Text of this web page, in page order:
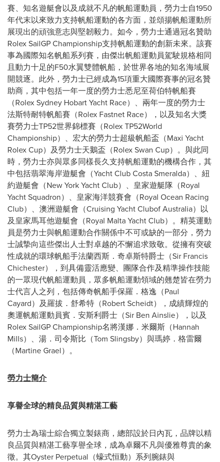
賽、知名遊艇會以及成就不凡的帆船運動員，勞力士自1950
年代末以來致力支持帆船運動的各方面，並頌揚帆船運動所
展現出的頑強意志與堅韌毅力。如今，勞力士通過冠名贊助
Rolex SailGP Championship支持帆船運動的創新未來。該賽
事為國際知名帆船系列賽，由傑出帆船運動員駕駛規格相同
且動力十足的F50水翼雙體帆船，於世界各地的知名海域展
開競逐。此外，勞力士已經成為15項重大國際賽事的冠名贊
助商，其中包括一年一度的勞力士悉尼至荷伯特帆船賽
（Rolex Sydney Hobart Yacht Race）、兩年一度的勞力士
法斯特耐特帆船賽（Rolex Fastnet Race），以及知名大獎
賽勞力士TP52世界錦標賽（Rolex TP52World
Championship）、宏大的勞力士超級帆船盃（Maxi Yacht
Rolex Cup）及勞力士天鵝盃（Rolex Swan Cup）。與此同
時，勞力士亦與眾多同樣長久支持帆船運動的機構合作，其
中包括翡翠海岸遊艇會（Yacht Club Costa Smeralda）、紐
約遊艇會（New York Yacht Club）、皇家遊艇隊（Royal
Yacht Squadron）、皇家海洋競賽會（Royal Ocean Racing
Club）、澳洲遊艇會（Cruising Yacht Clubof Australia）以
及皇家馬耳他遊艇會（Royal Malta Yacht Club）。精英運動
員是勞力士與帆船運動合作關係中不可或缺的一部分，勞力
士誠摯向這些傑出人士對卓越的不懈追求致敬。從擁有突破
性成就的環球帆船手法蘭西斯．奇卓斯特爵士（Sir Francis
Chichester），到具備靈活應變、團隊合作及精準操作技能
的一眾現代帆船運動員，眾多帆船運動領域的翹楚皆在勞力
士代言人之列，包括傳奇帆船手保羅．格逸（Paul
Cayard）及羅拔．舒希特（Robert Scheidt），成績輝煌的
奧運帆船運動員賓．安斯利爵士（Sir Ben Ainslie），以及
Rolex SailGP Championship名將漢娜．米爾斯（Hannah
Mills）、湯．司令斯比（Tom Slingsby）與瑪婷．格雷爾
（Martine Grael）。
勞力士簡介
享譽全球的精良品質與精湛工藝
勞力士為瑞士綜合獨立製錶商，總部設於日內瓦，品牌以精
良品質與精湛工藝享譽全球，成為卓爾不凡與優雅尊貴的象
徵。其Oyster Perpetual（蠔式恒動）系列腕錶與